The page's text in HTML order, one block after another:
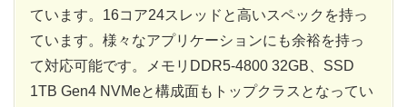
ています。16コア24スレッドと高いスペックを持っ
ています。様々なアプリケーションにも余裕を持っ
て対応可能です。メモリDDR5-4800 32GB、SSD
1TB Gen4 NVMeと構成面もトップクラスとなってい